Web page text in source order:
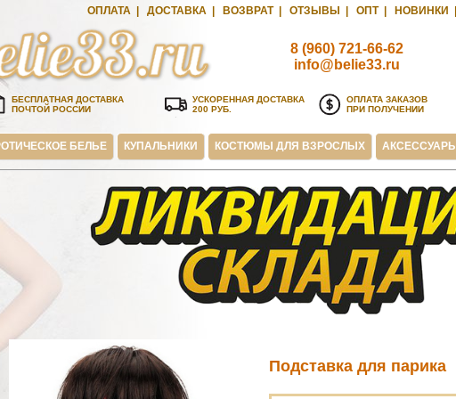
ОПЛАТА| ДОСТАВКА| ВОЗВРАТ| ОТЗЫВЫ ОПТ| НОВИНКИ
8 (960) 721-66-62
info@belie33.ru
БЕСПЛАТНАЯ ДОСТАВКА
ПОЧТОЙ РОССИИ
УСКОРЕННАЯ ДОСТАВКА
200 РУБ.
ОПЛАТА ЗАКАЗОВ
ПРИ ПОЛУЧЕНИИ
БЕЛЬЕ КУПАЛЬНИКИ КОСТЮМЫ ДЛЯ ВЗРОСЛЫХ АКСЕССУАРЫ
Подставка для парика